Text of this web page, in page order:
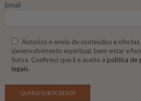
Email
Autorizo o envio de conteúdos e ofertas
desenvolvimento espiritual, bem-estar e
Surya. Confirmo que li e aceito a política de
legais.